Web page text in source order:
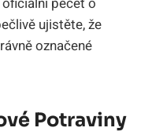
ujistěte, že
označené
Potraviny